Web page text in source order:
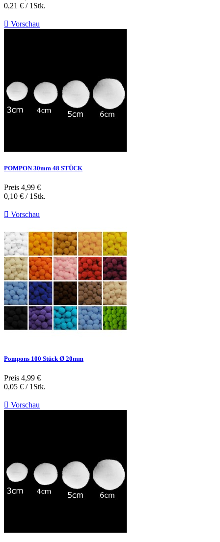
0,21 € / 1Stk.
 Vorschau
POMPON 30mm 48 STÜCK
Preis 4,99 €
0,10 € / 1Stk.
 Vorschau
Pompons 100 Stück Ø 20mm
Preis 4,99 €
0,05 € / 1Stk.
 Vorschau